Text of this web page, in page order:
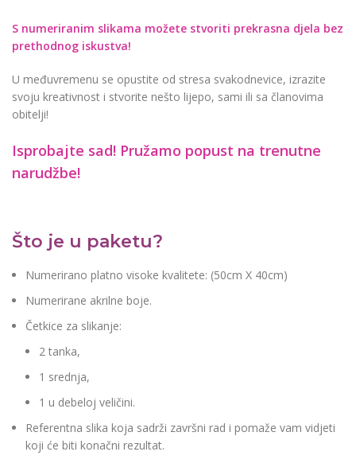
S numeriranim slikama možete stvoriti prekrasna djela bez
prethodnog iskustva!
U međuvremenu se opustite od stresa svakodnevice, izrazite
svoju kreativnost i stvorite nešto lijepo, sami ili sa članovima
obitelji!
Isprobajte sad! Pružamo popust na trenutne
narudžbe!
Što je u paketu?
Numerirano platno visoke kvalitete: (50cm X 40cm)
Numerirane akrilne boje.
Četkice za slikanje:
2 tanka,
1 srednja,
1 u debeloj veličini.
Referentna slika koja sadrži završni rad i pomaže vam vidjeti
koji će biti konačni rezultat.